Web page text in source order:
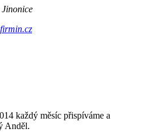
každý měsíc přispíváme a
Anděl.